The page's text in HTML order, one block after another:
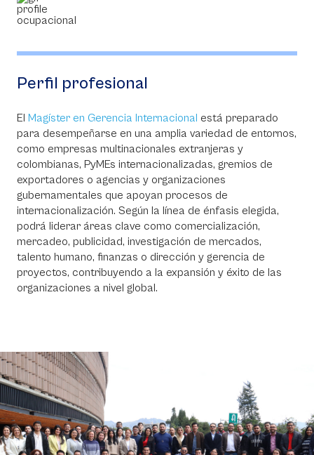
Perfil profesional
El Magíster en Gerencia Internacional está preparado
para desempeñarse en una amplia variedad de entornos,
como empresas multinacionales extranjeras y
colombianas, PyMEs internacionalizadas, gremios de
exportadores o agencias y organizaciones
gubernamentales que apoyan procesos de
internacionalización. Según la línea de énfasis elegida,
podrá liderar áreas clave como comercialización,
mercadeo, publicidad, investigación de mercados,
talento humano, finanzas o dirección y gerencia de
proyectos, contribuyendo a la expansión y éxito de las
organizaciones a nivel global.